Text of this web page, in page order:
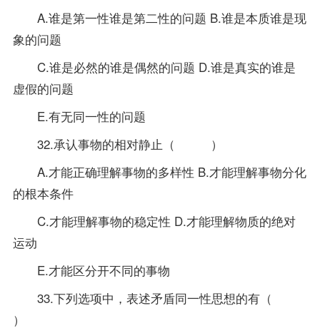
A.谁是第一性谁是第二性的问题 B.谁是本质谁是现
象的问题
C.谁是必然的谁是偶然的问题 D.谁是真实的谁是
虚假的问题
E.有无同一性的问题
32.承认事物的相对静止（ ）
A.才能正确理解事物的多样性 B.才能理解事物分化
的根本条件
C.才能理解事物的稳定性 D.才能理解物质的绝对
运动
E.才能区分开不同的事物
33.下列选项中，表述矛盾同一性思想的有（
）